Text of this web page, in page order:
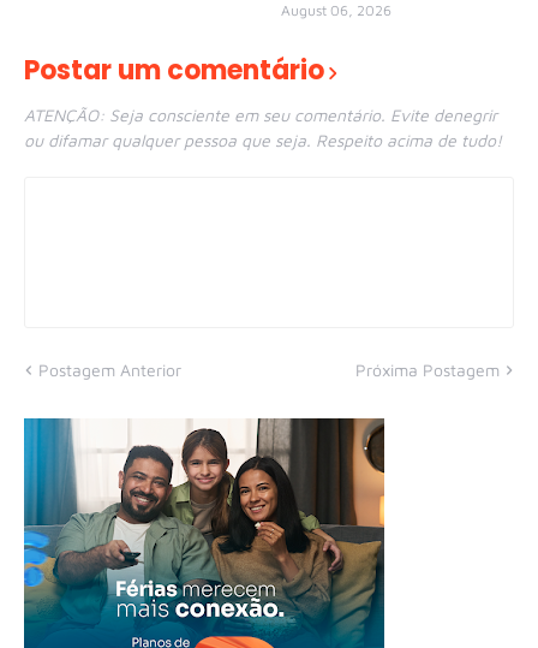
August 06, 2026
Postar um comentário
ATENÇÃO: Seja consciente em seu comentário. Evite denegrir
ou difamar qualquer pessoa que seja. Respeito acima de tudo!
Postagem Anterior Próxima Postagem